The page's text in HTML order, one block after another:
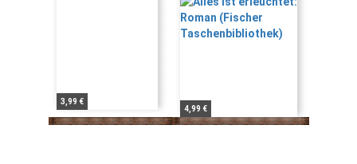
3,99 €
4,99 €